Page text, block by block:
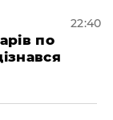
по
22:40